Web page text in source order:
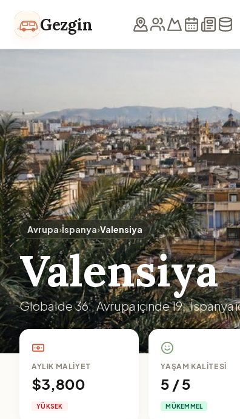
Gezgin
Avrupa›İspanya›Valensiya
Valensiya
Globalde 36., Avrupa içinde 19., İspanya
AYLIK MALIYET
$3,800
YÜKSEK
YAŞAM KALITESI
5 / 5
MÜKEMMEL